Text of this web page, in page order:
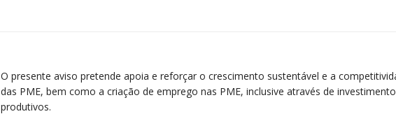
O presente aviso pretende apoia e reforçar o crescimento sustentável e a
das PME, bem como a criação de emprego nas PME, inclusive através de
produtivos.